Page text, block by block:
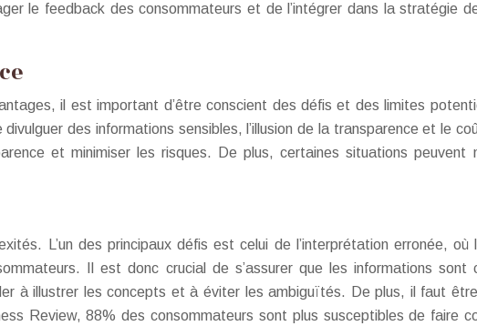
le feedback des consommateurs et de l’intégrer dans la stratégie
il est important d’être conscient des défis et des limites
des informations sensibles, l’illusion de la transparence et le
et minimiser les risques. De plus, certaines situations
L’un des principaux défis est celui de l’interprétation erronée,
Il est donc crucial de s’assurer que les informations sont
à illustrer les concepts et à éviter les ambiguïtés. De plus, il faut
Review, 88% des consommateurs sont plus susceptibles de faire